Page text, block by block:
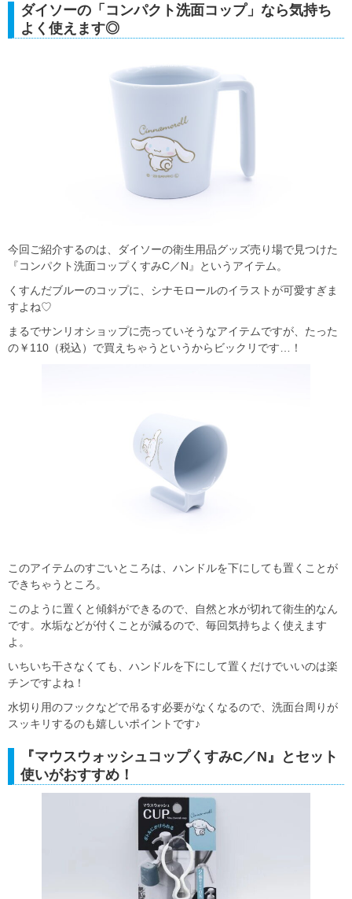
ダイソーの「コンパクト洗面コップ」なら気持ち
よく使えます◎
今回ご紹介するのは、ダイソーの衛生用品グッズ売り場で見つけた
『コンパクト洗面コップくすみC／N』というアイテム。
くすんだブルーのコップに、シナモロールのイラストが可愛すぎま
すよね♡
まるでサンリオショップに売っていそうなアイテムですが、たった
の￥110（税込）で買えちゃうというからビックリです…！
このアイテムのすごいところは、ハンドルを下にしても置くことが
できちゃうところ。
このように置くと傾斜ができるので、自然と水が切れて衛生的なん
です。水垢などが付くことが減るので、毎回気持ちよく使えます
よ。
いちいち干さなくても、ハンドルを下にして置くだけでいいのは楽
チンですよね！
水切り用のフックなどで吊るす必要がなくなるので、洗面台周りが
スッキリするのも嬉しいポイントです♪
『マウスウォッシュコップくすみC／N』とセット
使いがおすすめ！